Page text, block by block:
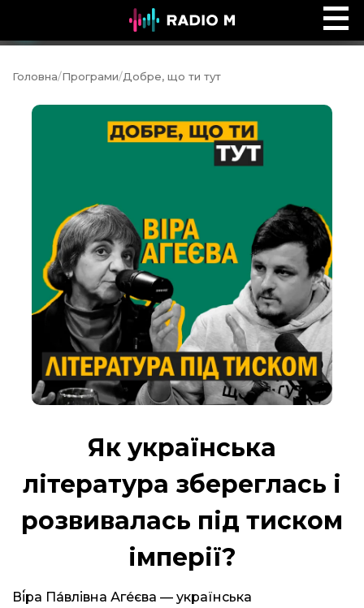
Добре, що ти тут
Головна/Програми/Добре, що ти тут
Як українська
література збереглась і
розвивалась під тиском
імперії?
Ві́ра Па́влівна Аге́єва — українська